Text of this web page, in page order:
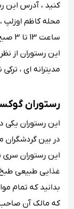
کنید ، آدرس این
این رستوران از
مدیترانه ای ،
رستوران
این رستوران یکی
در بین گردشگران
این رستوران سری
غذایی طبیعی
بدانید که تمام
که مالک آن صاحب